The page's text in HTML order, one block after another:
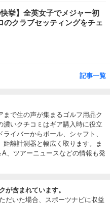
快挙】全英女子でメジャー初
のクラブセッティングをチェ
記事一覧
まで生の声が集まるゴルフ用品ク
濃いクチコミはギア購入時に役立
イバーからボール、シャフト、
距離計測器と幅広く取ります。ま
、ツアーニュースなどの情報も発
が含まれています。
だいた場合、スポーツナビに収益